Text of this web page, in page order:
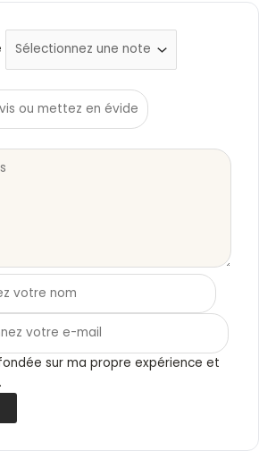
sur ma propre expérience et